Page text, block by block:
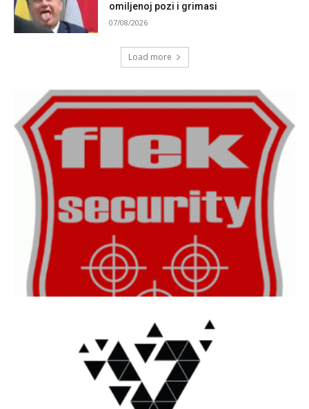
omiljenoj pozi i grimasi
07/08/2026
Load more